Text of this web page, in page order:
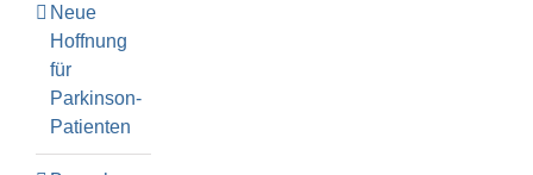
Neue
Hoffnung
für
Parkinson-
Patienten